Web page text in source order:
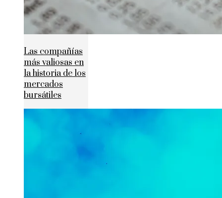
Las compañías
más valiosas en
la historia de los
mercados
bursátiles